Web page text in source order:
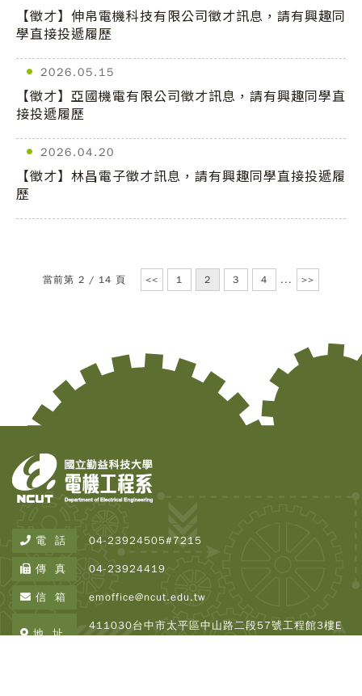
【徵才】伸帛電機科技有限公司徵才訊息，請有興趣同
學直接投遞履歷
2026.05.15
【徵才】亞國機電有限公司徵才訊息，請有興趣同學直
接投遞履歷
2026.04.20
【徵才】林昌電子徵才訊息，請有興趣同學直接投遞履
歷
當前第 2 / 14 頁 << 1 2 3 4 ... >>
電 話 04-23924505#7215
傳 真 04-23924419
信 箱 emoffice@ncut.edu.tw
地 址
411030台中市太平區中山路二段57號工程館3樓E